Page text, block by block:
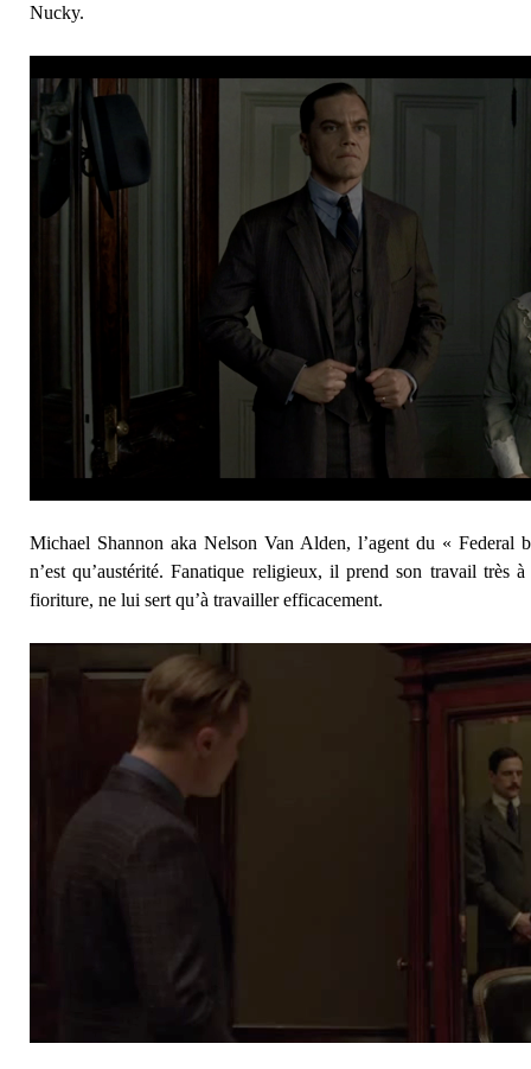
Nucky.
Michael Shannon aka Nelson Van Alden, l’agent du « Federal
n’est qu’austérité. Fanatique religieux, il prend son travail très
fioriture, ne lui sert qu’à travailler efficacement.